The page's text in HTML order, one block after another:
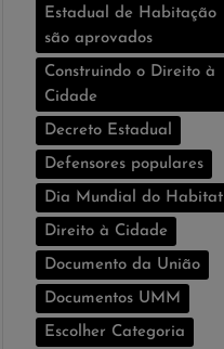
Estadual de Habitação
são aprovados
Construindo o Direito à
Cidade
Decreto Estadual
Defensores populares
Dia Mundial do Habitat
Direito à Cidade
Documento da União
Documentos UMM
Escolher Categoria